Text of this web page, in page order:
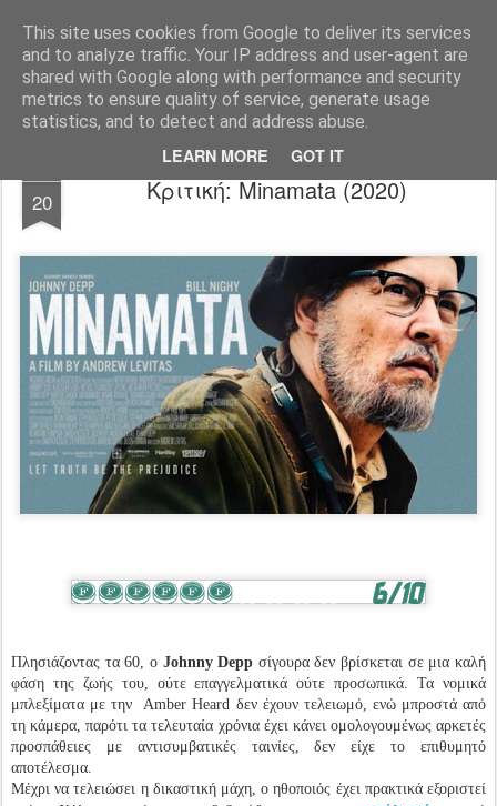
This site uses cookies from Google to deliver its services
and to analyze traffic. Your IP address and user-agent are
shared with Google along with performance and security
metrics to ensure quality of service, generate usage
statistics, and to detect and address abuse.
LEARN MORE GOT IT
FilmBoy
20 Κριτική: Minamata (2020)
Πλησιάζοντας τα 60, ο Johnny Depp σίγουρα δεν βρίσκεται σε μια καλή
φάση της ζωής του, ούτε επαγγελματικά ούτε προσωπικά. Τα νομικά
μπλεξίματα με την Amber Heard δεν έχουν τελειωμό, ενώ μπροστά από
τη κάμερα, παρότι τα τελευταία χρόνια έχει κάνει ομολογουμένως αρκετές
προσπάθειες με αντισυμβατικές ταινίες, δεν είχε το επιθυμητό
αποτέλεσμα.
Μέχρι να τελειώσει η δικαστική μάχη, ο ηθοποιός έχει πρακτικά εξοριστεί